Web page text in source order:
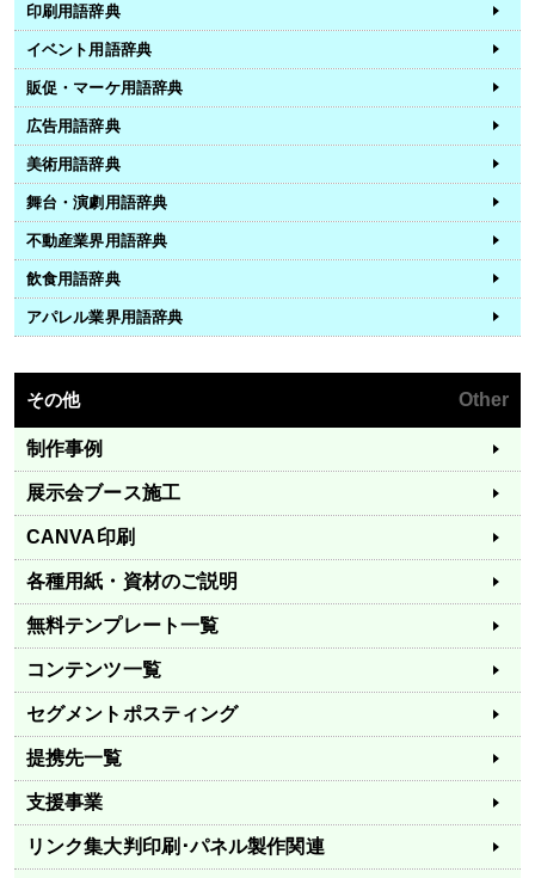
印刷用語辞典
イベント用語辞典
販促・マーケ用語辞典
広告用語辞典
美術用語辞典
舞台・演劇用語辞典
不動産業界用語辞典
飲食用語辞典
アパレル業界用語辞典
その他 Other
制作事例
展示会ブース施工
CANVA印刷
各種用紙・資材のご説明
無料テンプレート一覧
コンテンツ一覧
セグメントポスティング
提携先一覧
支援事業
リンク集大判印刷･パネル製作関連